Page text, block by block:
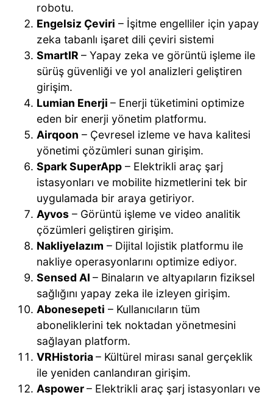
robotu.
Engelsiz Çeviri – İşitme engelliler için yapay
zeka tabanlı işaret dili çeviri sistemi
SmartIR – Yapay zeka ve görüntü işleme ile
sürüş güvenliği ve yol analizleri geliştiren
girişim.
Lumian Enerji – Enerji tüketimini optimize
eden bir enerji yönetim platformu.
Airqoon – Çevresel izleme ve hava kalitesi
yönetimi çözümleri sunan girişim.
Spark SuperApp – Elektrikli araç şarj
istasyonları ve mobilite hizmetlerini tek bir
uygulamada bir araya getiriyor.
Ayvos – Görüntü işleme ve video analitik
çözümleri geliştiren girişim.
Nakliyelazım – Dijital lojistik platformu ile
nakliye operasyonlarını optimize ediyor.
Sensed AI – Binaların ve altyapıların fiziksel
sağlığını yapay zeka ile izleyen girişim.
Abonesepeti – Kullanıcıların tüm
aboneliklerini tek noktadan yönetmesini
sağlayan platform.
VRHistoria– Kültürel mirası sanal gerçeklik
ile yeniden canlandıran girişim.
Aspower– Elektrikli araç şarj istasyonları ve